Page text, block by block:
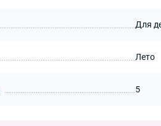
Для
Лето
5